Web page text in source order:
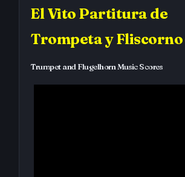
El Vito Partitura de
Trompeta y Fliscorno
Trumpet and Flugelhorn Music Scores